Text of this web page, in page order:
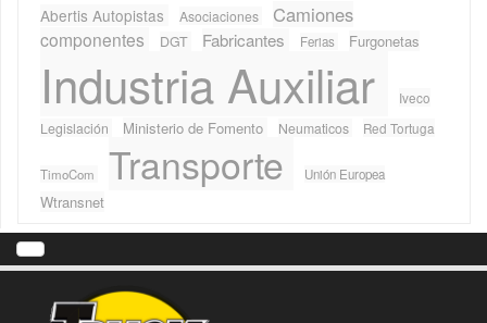
Abertis Autopistas Asociaciones Camiones
componentes DGT Fabricantes Ferias Furgonetas
Industria Auxiliar
Iveco
Legislación
Ministerio de Fomento Neumaticos Red Tortuga
TimoCom Transporte Unión Europea
Wtransnet